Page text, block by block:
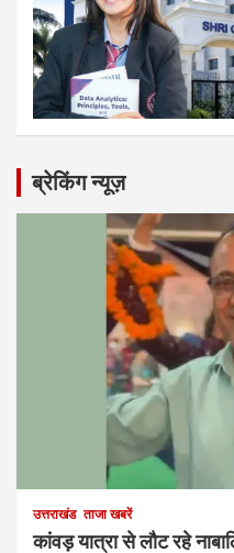
ब्रेकिंग न्यूज़
उत्तराखंड ताजा खबरें
कांवड़ यात्रा से लौट रहे